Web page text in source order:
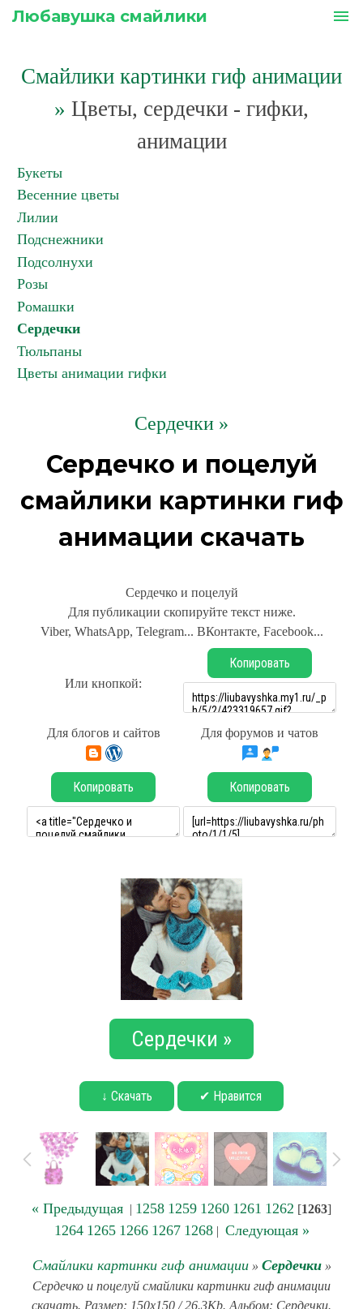
Любавушка смайлики menu
Смайлики картинки гиф анимации
» Цветы, сердечки - гифки,
анимации
Букеты
Весенние цветы
Лилии
Подснежники
Подсолнухи
Розы
Ромашки
Сердечки
Тюльпаны
Цветы анимации гифки
Сердечки »
Сердечко и поцелуй
смайлики картинки гиф
анимации скачать
Сердечко и поцелуй
Для публикации скопируйте текст ниже.
Viber, WhatsApp, Telegram... ВКонтакте, Facebook...
Или кнопкой:
Копировать
Для блогов и сайтов Для форумов и чатов
Копировать Копировать
Сердечки »
↓ Скачать ✔ Нравится
« Предыдущая | 1258 1259 1260 1261 1262 [1263]
1264 1265 1266 1267 1268| Следующая »
Смайлики картинки гиф анимации» Сердечки»
Сердечко и поцелуй смайлики картинки гиф анимации
скачать. Размер: 150x150 / 26.3Kb. Альбом: Сердечки.